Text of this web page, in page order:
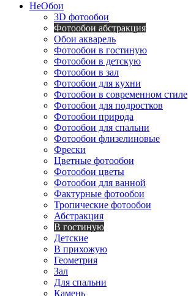
НеОбои
3D фотообои
Фотообои абстракция
Обои акварель
Фотообои в гостиную
Фотообои в детскую
Фотообои в зал
Фотообои для кухни
Фотообои в современном стиле
Фотообои для подростков
Фотообои природа
Фотообои для спальни
Фотообои флизелиновые
Фрески
Цветные фотообои
Фотообои цветы
Фотообои для ванной
Фактурные фотообои
Тропические фотообои
Абстракция
В гостиную
Детские
В прихожую
Геометрия
Зал
Для спальни
Камень